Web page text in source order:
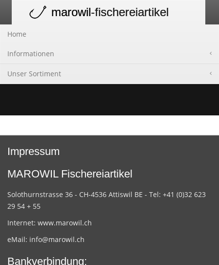
navigation
marowil-fischereiartikel
Home
Informationen
Unser Sortiment
Impressum
MAROWIL Fischereiartikel
Solothurnstrasse 36 - CH-4536 Attiswil BE - Tel: +41 (0)32 623
29 54 + 55
Internet: www.marowil.ch
eMail: info@marowil.ch
Bankverbindung: